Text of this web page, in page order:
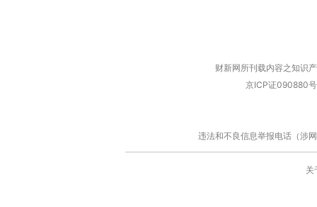
财新网所刊载内容之知识
京ICP证090880号
违法和不良信息举报电话（涉
关